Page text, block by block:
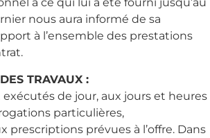
à ce qui lui a été fourni jusqu’au
nous aura informé de sa
à l’ensemble des prestations
TRAVAUX :
exécutés de jour, aux jours et heures
particulières,
prescriptions prévues à l’offre. Dans